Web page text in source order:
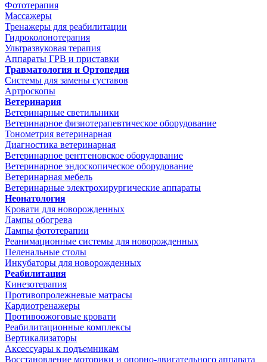
Фототерапия
Массажеры
Тренажеры для реабилитации
Гидроколонотерапия
Ультразвуковая терапия
Аппараты ГРВ и приставки
Травматология и Ортопедия
Системы для замены суставов
Артроскопы
Ветеринария
Ветеринарные светильники
Ветеринарное физиотерапевтическое оборудование
Тонометрия ветеринарная
Диагностика ветеринарная
Ветеринарное рентгеновское оборудование
Ветеринарное эндоскопическое оборудование
Ветеринарная мебель
Ветеринарные электрохирургические аппараты
Неонатология
Кровати для новорожденных
Лампы обогрева
Лампы фототерапии
Реанимационные системы для новорожденных
Пеленальные столы
Инкубаторы для новорожденных
Реабилитация
Кинезотерапия
Противопролежневые матрасы
Кардиотренажеры
Противоожоговые кровати
Реабилитационные комплексы
Вертикализаторы
Аксессуары к подъемникам
Восстановление моторики и опорно-двигательного аппарата